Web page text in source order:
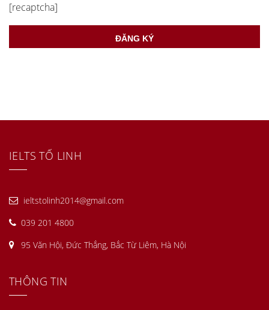
[recaptcha]
IELTS TỐ LINH
ieltstolinh2014@gmail.com
039 201 4800
95 Văn Hội, Đức Thắng, Bắc Từ Liêm, Hà Nội
THÔNG TIN